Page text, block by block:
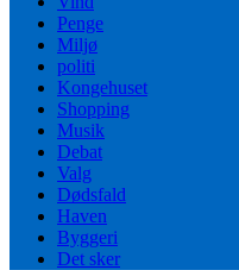
Penge
Miljø
politi
Kongehuset
Shopping
Musik
Debat
Valg
Dødsfald
Haven
Byggeri
Det sker